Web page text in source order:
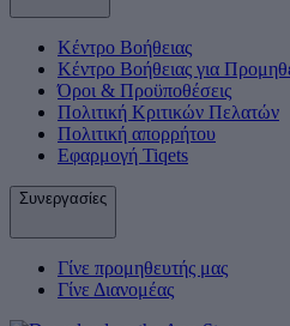
Κέντρο Βοήθειας
Κέντρο Βοήθειας για
Όροι & Προϋποθέσεις
Πολιτική Κριτικών Πελατών
Πολιτική απορρήτου
Εφαρμογή Tiqets
Συνεργασίες
Γίνε προμηθευτής μας
Γίνε Διανομέας